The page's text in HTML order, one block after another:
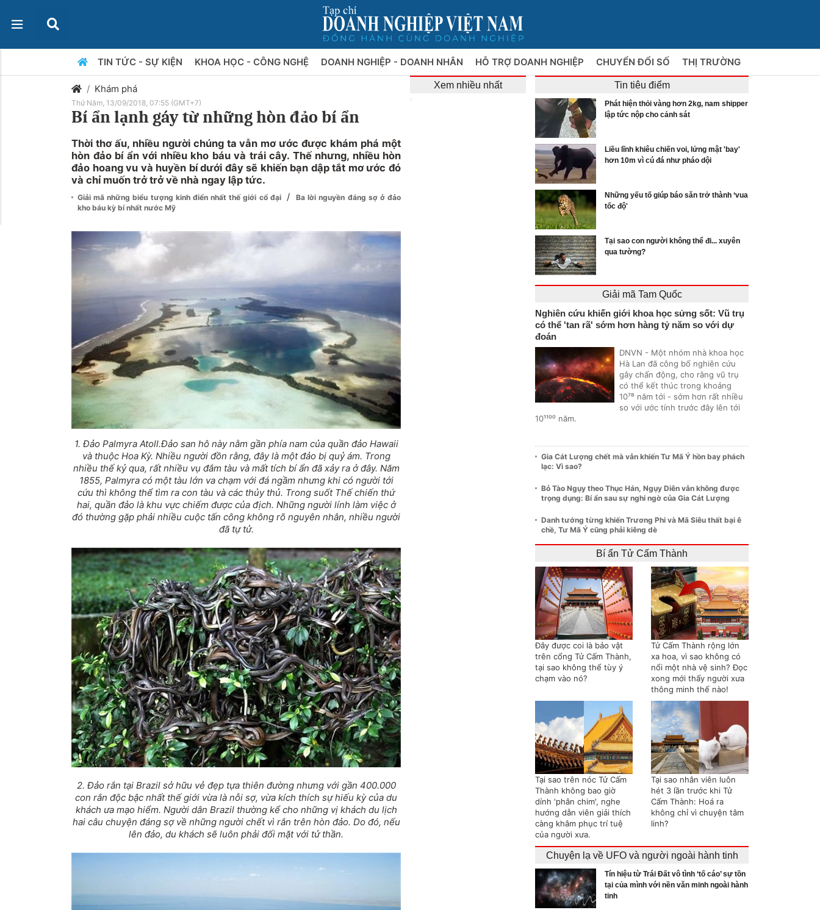
TIN TỨC - SỰ KIỆN KHOA HỌC - CÔNG NGHỆ DOANH NGHIỆP - DOANH NHÂN HỖ TRỢ DOANH NGHIỆP CHUYỂN ĐỔI SỐ THỊ TRƯỜNG
Khám phá
Thứ Năm, 13/09/2018, 07:55 (GMT+7)
Bí ẩn lạnh gáy từ những hòn đảo bí ẩn
Thời thơ ấu, nhiều người chúng ta vẫn mơ ước được khám phá một
hòn đảo bí ẩn với nhiều kho báu và trái cây. Thế nhưng, nhiều hòn
đảo hoang vu và huyền bí dưới đây sẽ khiến bạn dập tắt mơ ước đó
và chỉ muốn trở trở về nhà ngay lập tức.
Giải mã những biểu tượng kinh điển nhất thế giới cổ đại /
Ba lời nguyền đáng sợ ở đảo
kho báu kỳ bí nhất nước Mỹ
1. Đảo Palmyra Atoll.Đảo san hô này nằm gần phía nam của quần đảo Hawaii
và thuộc Hoa Kỳ. Nhiều người đồn rằng, đây là một đảo bị quỷ ám. Trong
nhiều thế kỷ qua, rất nhiều vụ đắm tàu và mất tích bí ẩn đã xảy ra ở đây. Năm
1855, Palmyra có một tàu lớn va chạm với đá ngầm nhưng khi có người tới
cứu thì không thể tìm ra con tàu và các thủy thủ. Trong suốt Thế chiến thứ
hai, quần đảo là khu vực chiếm được của địch. Những người lính làm việc ở
đó thường gặp phải nhiều cuộc tấn công không rõ nguyên nhân, nhiều người
đã tự tử.
2. Đảo rắn tại Brazil sở hữu vẻ đẹp tựa thiên đường nhưng với gần 400.000
con rắn độc bậc nhất thế giới vừa là nỗi sợ, vừa kích thích sự hiếu kỳ của du
khách ưa mạo hiểm. Người dân Brazil thường kể cho những vị khách du lịch
hai câu chuyện đáng sợ về những người chết vì rắn trên hòn đảo. Do đó, nếu
lên đảo, du khách sẽ luôn phải đối mặt với tử thần.
Xem nhiều nhất Tin tiêu điểm
Phát hiện thỏi vàng hơn 2kg, nam shipper
lập tức nộp cho cảnh sát
Liều lĩnh khiêu chiến voi, lửng mật 'bay'
hơn 10m vì cú đá như pháo dội
Những yếu tố giúp báo săn trở thành ‘vua
tốc độ'
Tại sao con người không thể đi... xuyên
qua tường?
Giải mã Tam Quốc
Nghiên cứu khiến giới khoa học sửng sốt: Vũ trụ
có thể 'tan rã' sớm hơn hàng tỷ năm so với dự
đoán
DNVN - Một nhóm nhà khoa học
Hà Lan đã công bố nghiên cứu
gây chấn động, cho rằng vũ trụ
có thể kết thúc trong khoảng
10⁷⁸ năm tới - sớm hơn rất nhiều
so với ước tính trước đây lên tới
10¹¹⁰⁰ năm.
Gia Cát Lượng chết mà vẫn khiến Tư Mã Ý hồn bay phách
lạc: Vì sao?
Bỏ Tào Ngụy theo Thục Hán, Ngụy Diên vẫn không được
trọng dụng: Bí ẩn sau sự nghi ngờ của Gia Cát Lượng
Danh tướng từng khiến Trương Phi và Mã Siêu thất bại ê
chề, Tư Mã Ý cũng phải kiêng dè
Bí ẩn Tử Cấm Thành
Đây được coi là bảo vật
trên cổng Tử Cấm Thành,
tại sao không thể tùy ý
chạm vào nó?
Tử Cấm Thành rộng lớn
xa hoa, vì sao không có
nổi một nhà vệ sinh? Đọc
xong mới thấy người xưa
thông minh thế nào!
Tại sao trên nóc Tử Cấm
Thành không bao giờ
dính 'phân chim', nghe
hướng dẫn viên giải thích
càng khâm phục trí tuệ
của người xưa.
Tại sao nhân viên luôn
hét 3 lần trước khi Tử
Cấm Thành: Hoá ra
không chỉ vì chuyện tâm
linh?
Chuyện lạ về UFO và người ngoài hành tinh
Tín hiệu từ Trái Đất vô tình ‘tố cáo’ sự tồn
tại của mình với nền văn minh ngoài hành
tinh